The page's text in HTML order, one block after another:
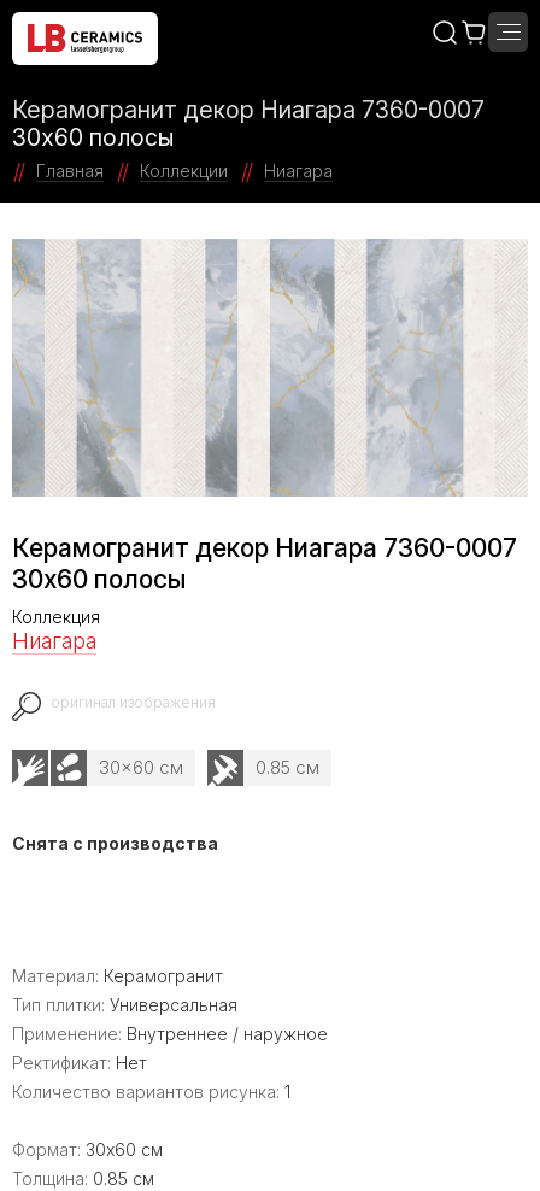
Керамогранит декор Ниагара 7360-0007
30x60 полосы
Главная Коллекции Ниагара
Керамогранит декор Ниагара 7360-0007
30x60 полосы
Коллекция
Ниагара
оригинал изображения
30x60 см 0.85 см
Снята с производства
Материал: Керамогранит
Тип плитки: Универсальная
Применение: Внутреннее / наружное
Ректификат: Нет
Количество вариантов рисунка: 1
Формат: 30x60 см
Толщина: 0.85 см